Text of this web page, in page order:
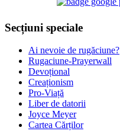
Secțiuni speciale
Ai nevoie de rugăciune?
Rugaciune-Prayerwall
Devoțional
Creaționism
Pro-Viață
Liber de datorii
Joyce Meyer
Cartea Cărților